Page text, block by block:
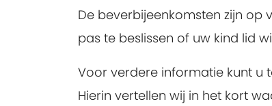
De beverbijeenkomsten zijn op
pas te beslissen of uw kind lid
Voor verdere informatie kunt u
Hierin vertellen wij in het kort